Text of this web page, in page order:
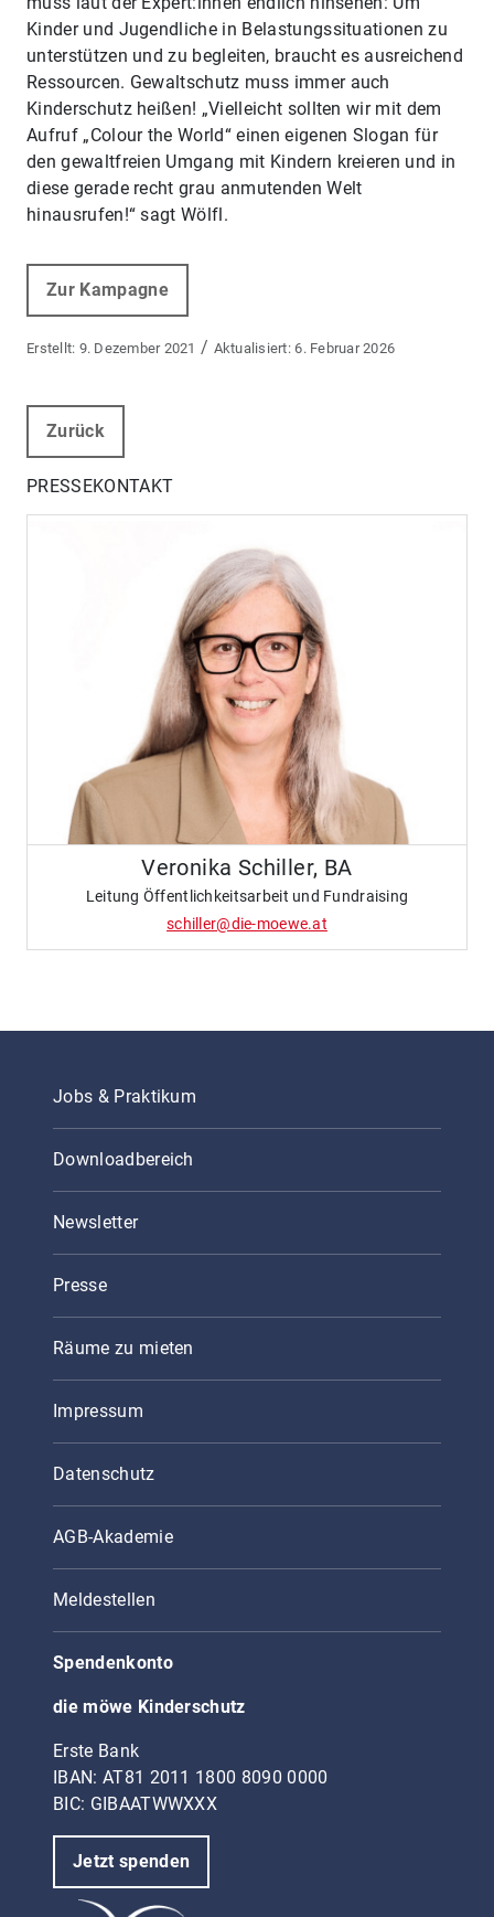
Kinder und Jugendliche in Belastungssituationen zu
unterstützen und zu begleiten, braucht es ausreichend
Ressourcen. Gewaltschutz muss immer auch
Kinderschutz heißen! „Vielleicht sollten wir mit dem
Aufruf „Colour the World“ einen eigenen Slogan für
den gewaltfreien Umgang mit Kindern kreieren und in
diese gerade recht grau anmutenden Welt
hinausrufen!“ sagt Wölfl.
Zur Kampagne
9. Dezember 2021 / 6. Februar 2026
Zurück
PRESSEKONTAKT
Veronika Schiller, BA
Leitung Öffentlichkeitsarbeit und Fundraising
schiller@die-moewe.at
Jobs & Praktikum
Downloadbereich
Newsletter
Presse
Räume zu mieten
Impressum
Datenschutz
AGB-Akademie
Meldestellen
Spendenkonto
die möwe Kinderschutz
Erste Bank
IBAN: AT81 2011 1800 8090 0000
BIC: GIBAATWWXXX
Jetzt spenden